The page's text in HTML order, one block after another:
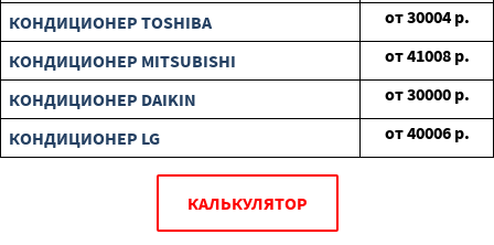
КОНДИЦИОНЕР TOSHIBA
от30004 р.
КОНДИЦИОНЕР MITSUBISHI
от41008 р.
КОНДИЦИОНЕР DAIKIN
от30000 р.
КОНДИЦИОНЕР LG
от40006 р.
КАЛЬКУЛЯТОР